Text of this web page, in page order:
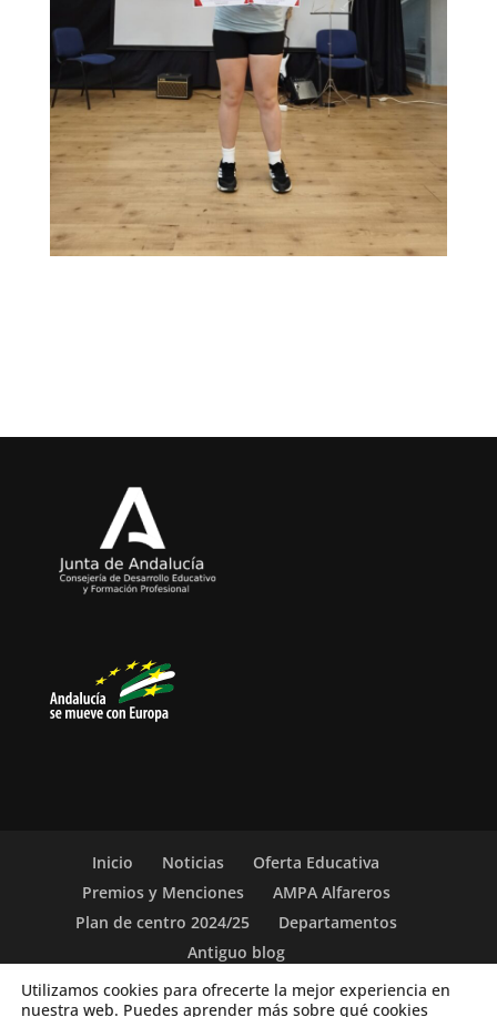
Inicio Noticias
Oferta Educativa
Premios y Menciones
AMPA Alfareros
Plan de centro 2024/25
Departamentos
Antiguo blog
Utilizamos cookies para ofrecerte la mejor experiencia en
nuestra web. Puedes aprender más sobre qué cookies